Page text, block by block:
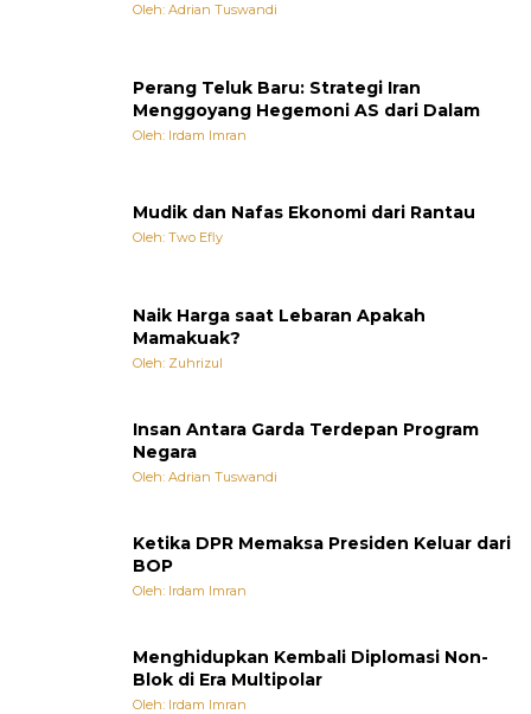
Oleh: Adrian Tuswandi
Perang Teluk Baru: Strategi Iran
Menggoyang Hegemoni AS dari Dalam
Oleh: Irdam Imran
Mudik dan Nafas Ekonomi dari Rantau
Oleh: Two Efly
Naik Harga saat Lebaran Apakah
Mamakuak?
Oleh: Zuhrizul
Insan Antara Garda Terdepan Program
Negara
Oleh: Adrian Tuswandi
Ketika DPR Memaksa Presiden Keluar dari
BOP
Oleh: Irdam Imran
Menghidupkan Kembali Diplomasi Non-
Blok di Era Multipolar
Oleh: Irdam Imran